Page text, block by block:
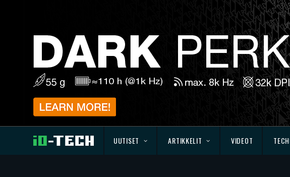
UUTISET ARTIKKELIT VIDEOT